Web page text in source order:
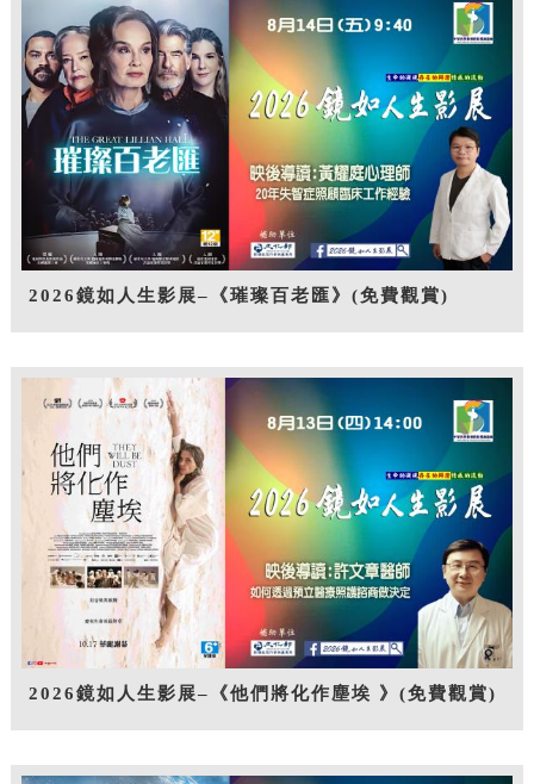
2026鏡如人生影展–《璀璨百老匯》(免費觀賞)
2026鏡如人生影展–《他們將化作塵埃 》(免費觀賞)